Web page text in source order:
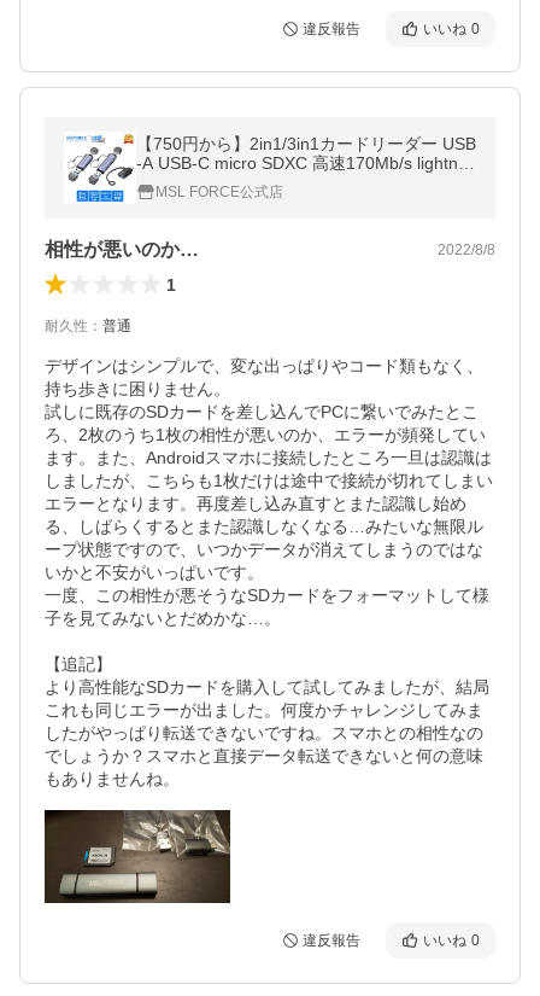
違反報告 いいね 0
【750円から】2in1/3in1カードリーダー USB
-A USB-C micro SDXC 高速170Mb/s lightnin
g iphone15/16シリーズ対応 レベルアップ最
新版 uc0116
MSL FORCE公式店
相性が悪いのか… 2022/8/8
1
耐久性 ： 普通
デザインはシンプルで、変な出っぱりやコード類もなく、
持ち歩きに困りません。
試しに既存のSDカードを差し込んでPCに繋いでみたとこ
ろ、2枚のうち1枚の相性が悪いのか、エラーが頻発してい
ます。また、Androidスマホに接続したところ一旦は認識は
しましたが、こちらも1枚だけは途中で接続が切れてしまい
エラーとなります。再度差し込み直すとまた認識し始め
る、しばらくするとまた認識しなくなる…みたいな無限ル
ープ状態ですので、いつかデータが消えてしまうのではな
いかと不安がいっぱいです。
一度、この相性が悪そうなSDカードをフォーマットして様
子を見てみないとだめかな…。
【追記】
より高性能なSDカードを購入して試してみましたが、結局
これも同じエラーが出ました。何度かチャレンジしてみま
したがやっぱり転送できないですね。スマホとの相性なの
でしょうか？スマホと直接データ転送できないと何の意味
もありませんね。
違反報告 いいね 0